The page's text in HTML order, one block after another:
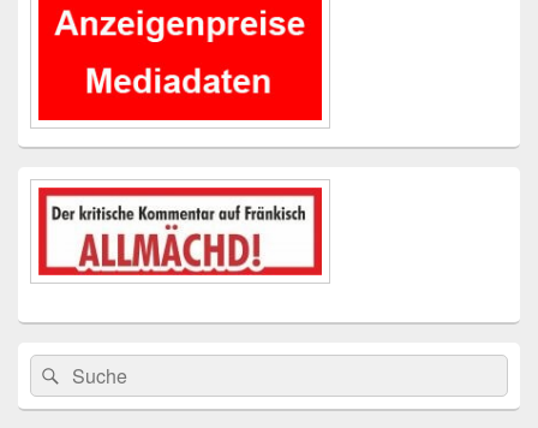
Widgetbereich
Suchen
nach:
Suchen